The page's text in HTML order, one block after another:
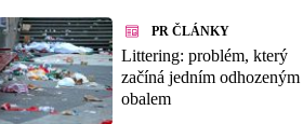
PR ČLÁNKY
Littering: problém, který
začíná jedním odhozeným
obalem